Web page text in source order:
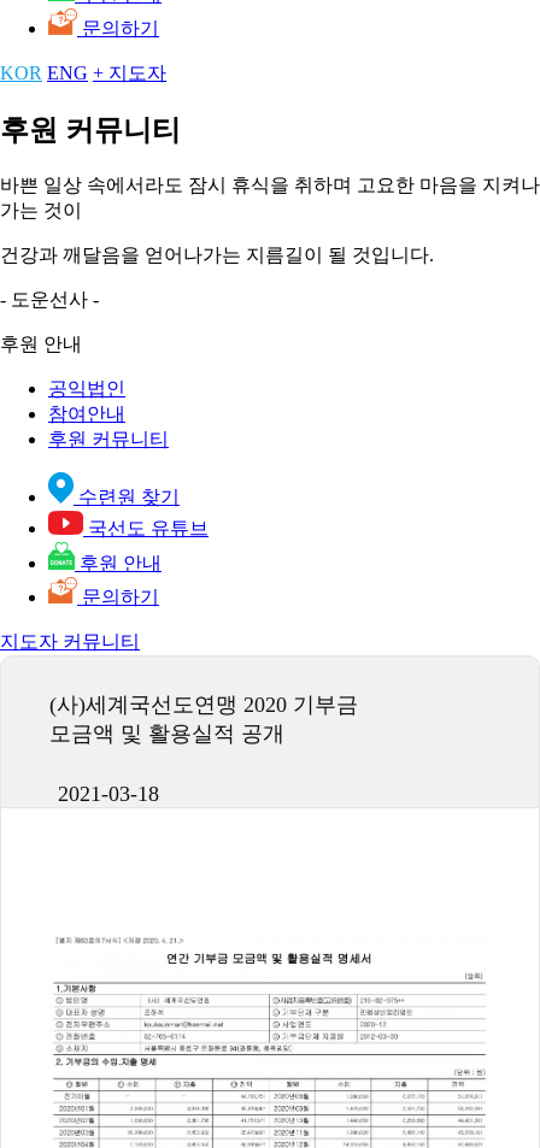
문의하기
KOR ENG + 지도자
후원 커뮤니티
바쁜 일상 속에서라도 잠시 휴식을 취하며 고요한 마음을 지켜나
가는 것이
건강과 깨달음을 얻어나가는 지름길이 될 것입니다.
- 도운선사 -
후원 안내
공익법인
참여안내
후원 커뮤니티
수련원 찾기
국선도 유튜브
후원 안내
문의하기
지도자 커뮤니티
(사)세계국선도연맹 2020 기부금
모금액 및 활용실적 공개
2021-03-18